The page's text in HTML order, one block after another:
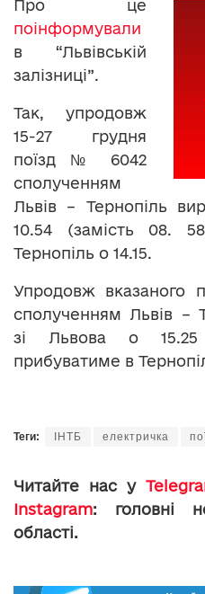
Про це
поінформували
в “Львівській
залізниці”.
Так, упродовж
15-27 грудня
поїзд № 6042
сполученням
Львів – Тернопіль
10.54 (замість 08.
Тернопіль о 14.15.
Упродовж вказаного
сполученням Львів –
зі Львова о 15.25
прибуватиме в
Теги: ІНТБ електричка
Читайте нас у
Instagram: головні
області.